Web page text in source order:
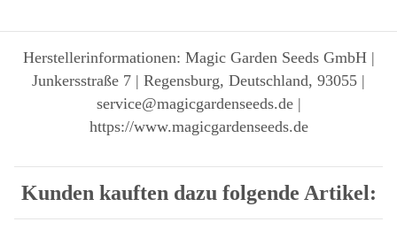
Herstellerinformationen: Magic Garden Seeds GmbH |
Junkersstraße 7 | Regensburg, Deutschland, 93055 |
service@magicgardenseeds.de |
https://www.magicgardenseeds.de
Kunden kauften dazu folgende Artikel: